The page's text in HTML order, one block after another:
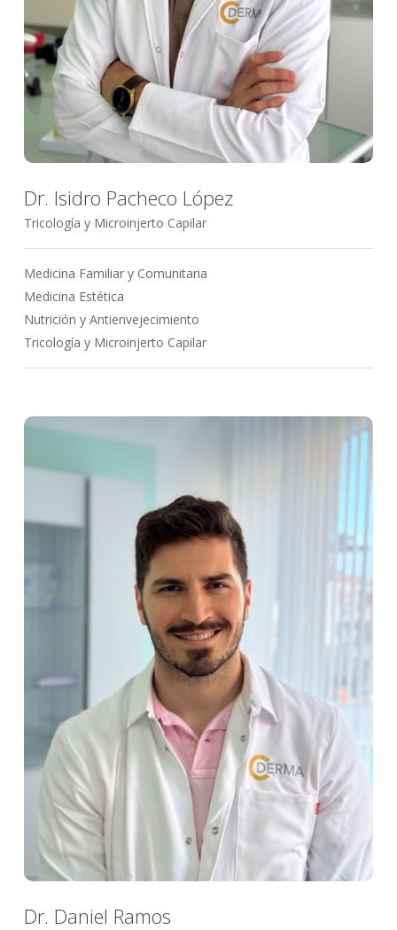
Dr. Isidro Pacheco López
Tricología y Microinjerto Capilar
Medicina Familiar y Comunitaria
Medicina Estética
Nutrición y Antienvejecimiento
Tricología y Microinjerto Capilar
Dr. Daniel Ramos